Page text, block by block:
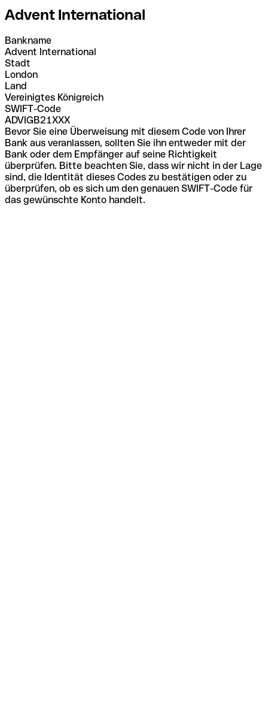
Advent International
Bankname
Advent International
Stadt
London
Land
Vereinigtes Königreich
SWIFT-Code
ADVIGB21XXX
Bevor Sie eine Überweisung mit diesem Code von Ihrer
Bank aus veranlassen, sollten Sie ihn entweder mit der
Bank oder dem Empfänger auf seine Richtigkeit
überprüfen. Bitte beachten Sie, dass wir nicht in der Lage
sind, die Identität dieses Codes zu bestätigen oder zu
überprüfen, ob es sich um den genauen SWIFT-Code für
das gewünschte Konto handelt.